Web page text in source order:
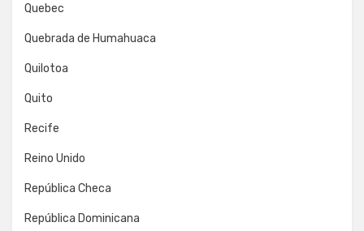
Quebec
Quebrada de Humahuaca
Quilotoa
Quito
Recife
Reino Unido
República Checa
República Dominicana